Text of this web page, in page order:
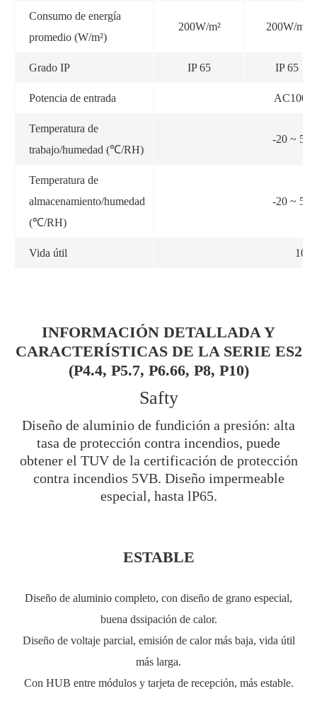
Consumo de energía
promedio (W/m²)
200W/m² 200W/m²
Grado IP IP 65 IP 65
Potencia de entrada AC100-
Temperatura de
trabajo/humedad (℃/RH)
-20 ~ 50
Temperatura de
almacenamiento/humedad
(℃/RH)
-20 ~ 50
Vida útil
INFORMACIÓN DETALLADA Y
CARACTERÍSTICAS DE LA SERIE ES2
(P4.4, P5.7, P6.66, P8, P10)
Safty
Diseño de aluminio de fundición a presión: alta
tasa de protección contra incendios, puede
obtener el TUV de la certificación de protección
contra incendios 5VB. Diseño impermeable
especial, hasta lP65.
ESTABLE
Diseño de aluminio completo, con diseño de grano especial,
buena dssipación de calor.
Diseño de voltaje parcial, emisión de calor más baja, vida útil
más larga.
Con HUB entre módulos y tarjeta de recepción, más estable.